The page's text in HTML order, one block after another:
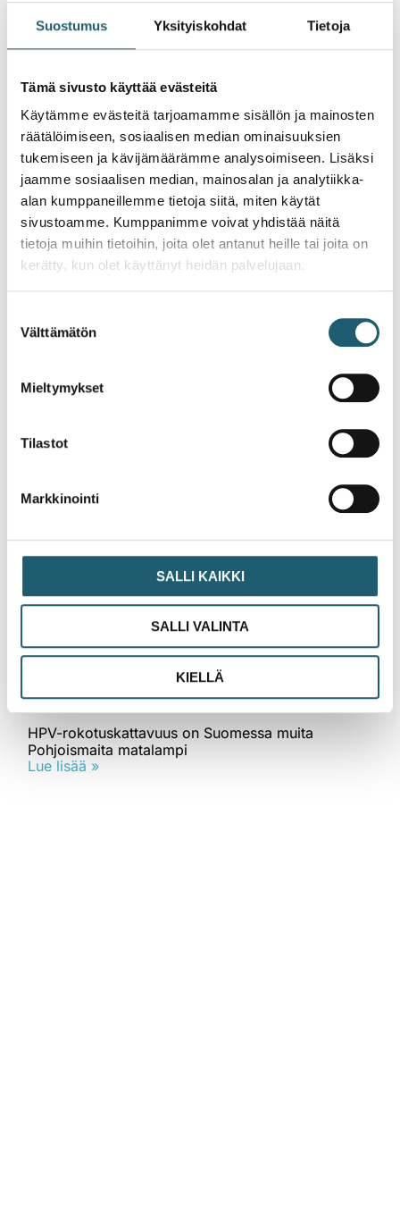
Suostumus Yksityiskohdat Tietoja
Tämä sivusto käyttää evästeitä
Käytämme evästeitä tarjoamamme sisällön ja mainosten
räätälöimiseen, sosiaalisen median ominaisuuksien
tukemiseen ja kävijämäärämme analysoimiseen. Lisäksi
jaamme sosiaalisen median, mainosalan ja analytiikka-
alan kumppaneillemme tietoja siitä, miten käytät
sivustoamme. Kumppanimme voivat yhdistää näitä
tietoja muihin tietoihin, joita olet antanut heille tai joita on
kerätty, kun olet käyttänyt heidän palvelujaan.
valinta
Välttämätön
Mieltymykset
Tilastot
Markkinointi
SALLI KAIKKI
SALLI VALINTA
KIELLÄ
kehittämään hyödyllistä
rokotustietoa
Rokotustieto.fi-sivuston tavoitteena on tuottaa
luotettavaa ja helposti ymmärrettävää tietoa
rokotteista ja rokottautumisesta kansalaisille. Sivustoa
kehitetään säännöllisesti, ja kyselyllä selvitetään
rokotustiedon tarpeita, jotta saat entistä paremmin
sinulle hyödyllistä tietoa rokotteista ja
rokottautumisesta.
Kyselyyn voi vastata, vaikka ei olisi käynyt
Rokotustieto.fi-sivustolla. Voit siis jakaa kyselyä myös
verkostoillesi.
vastauksistasi. Kysely on avoinna 15.4. asti. Kiitos jo
Vastaa kyselyyn tästä >
Ajankohtaista
Uutinen
HPV-rokotuskattavuus on Suomessa muita
Pohjoismaita matalampi
Lue lisää »